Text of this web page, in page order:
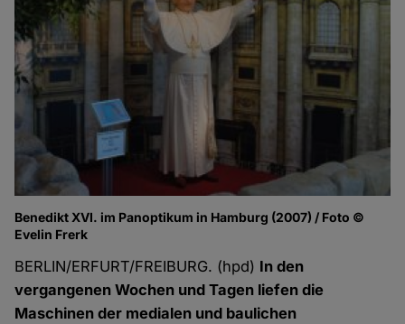
Benedikt XVI. im Panoptikum in Hamburg (2007) / Foto ©
Evelin Frerk
BERLIN/ERFURT/FREIBURG. (hpd) In den
vergangenen Wochen und Tagen liefen die
Maschinen der medialen und baulichen